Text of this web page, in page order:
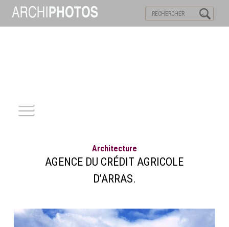
ARCHITECTURE
REPORTAGE
Architecture
AGENCE DU CRÉDIT AGRICOLE
D’ARRAS.